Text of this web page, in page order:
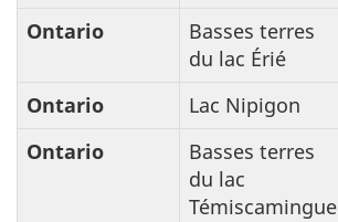
Ontario
Basses terres
du lac Érié
Ontario Lac Nipigon
Ontario
Basses terres
du lac
Témiscamingue